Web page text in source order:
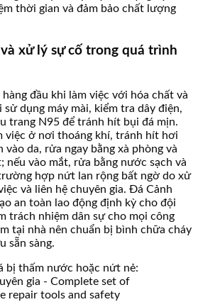
thời gian và đảm bảo chất lượng
xử lý sự cố trong quá trình
đầu khi làm việc với hóa chất và
dụng máy mài, kiểm tra dây điện,
trang N95 để tránh hít bụi đá mịn.
việc ở nơi thoáng khí, tránh hít hơi
vào da, rửa ngay bằng xà phòng và
nếu vào mắt, rửa bằng nước sạch và
hợp nứt lan rộng bất ngờ do xử
và liên hệ chuyên gia. Đá Cảnh
an toàn lao động định kỳ cho đội
trách nhiệm dân sự cho mọi công
tại nhà nên chuẩn bị bình chữa cháy
sẵn sàng.